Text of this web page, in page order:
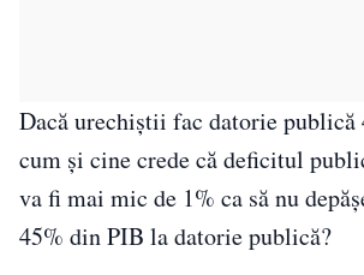
Dacă urechiștii fac datorie publică
cum și cine crede că deficitul
va fi mai mic de 1% ca să nu
45% din PIB la datorie publică?